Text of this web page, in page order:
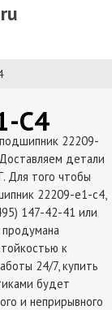
C4
22209-
детали
Для того чтобы
22209-e1-c4,
147-42-41 или
к
24/7, купить
будет
и неприрывного